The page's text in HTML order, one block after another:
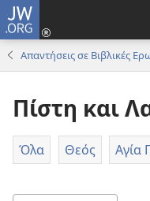
JW.ORG
Απαντήσεις σε Βιβλικές
Πίστη και
Όλα Θεός Αγία